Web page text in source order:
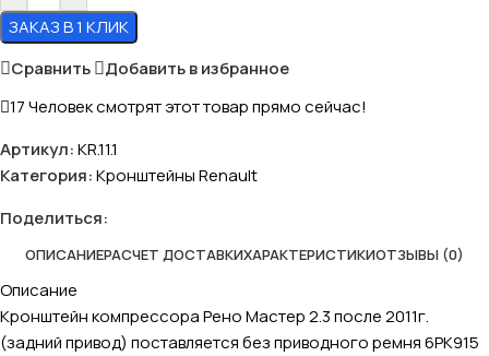
ЗАКАЗ В 1 КЛИК
Сравнить
Добавить в избранное
17Человек смотрят этот товар прямо сейчас!
Артикул:KR.11.1
Категория:Кронштейны Renault
Поделиться:
ОПИСАНИЕРАСЧЕТ ДОСТАВКИХАРАКТЕРИСТИКИОТЗЫВЫ (0)
Описание
Кронштейн компрессора Рено Мастер 2.3 после 2011г.
(задний привод) поставляется без приводного ремня 6РК915